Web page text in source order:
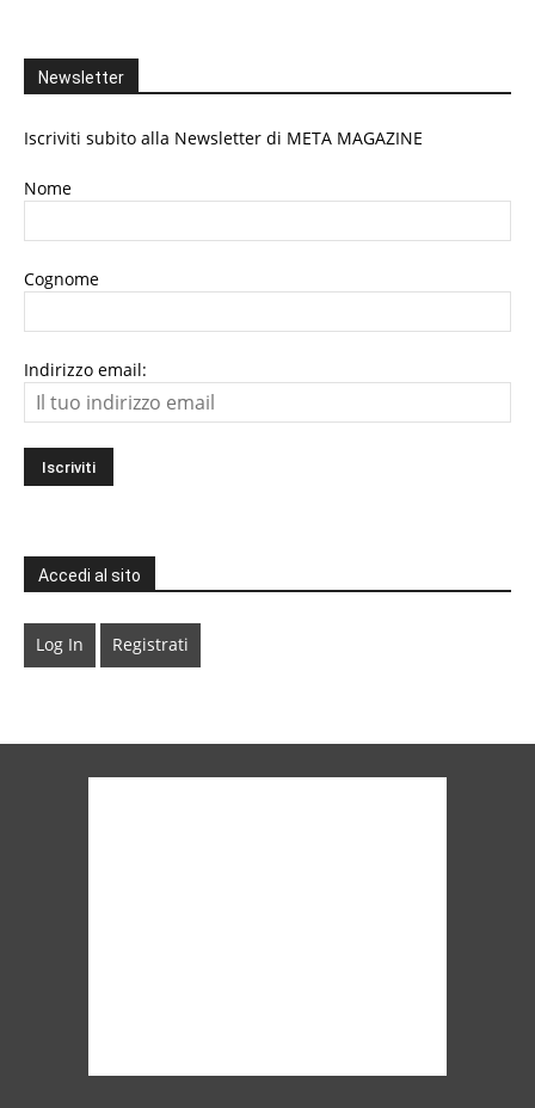
Newsletter
Iscriviti subito alla Newsletter di META MAGAZINE
Nome
Cognome
Indirizzo email:
Accedi al sito
Log In Registrati